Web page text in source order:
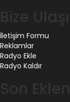
İletişim Formu
Reklamlar
Radyo Ekle
Radyo Kaldır